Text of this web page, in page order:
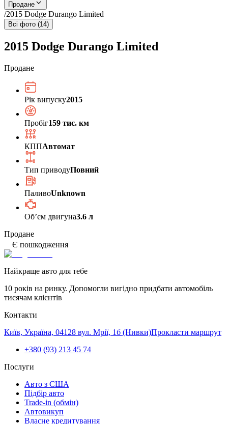
Продане
/2015 Dodge Durango Limited
Всі фото (14)
2015 Dodge Durango Limited
Продане
Рік випуску2015
Пробіг159 тис. км
КППАвтомат
Тип приводуПовний
ПаливоUnknown
Обʼєм двигуна3.6 л
Продане
Є пошкодження
Найкраще авто для тебе
10 років на ринку. Допомогли вигідно придбати автомобіль
тисячам клієнтів
Контакти
Київ, Україна, 04128 вул. Мрії, 1б (Нивки)Прокласти маршрут
+380 (93) 213 45 74
Послуги
Авто з США
Підбір авто
Trade-in (обмін)
Автовикуп
Власне кредитування